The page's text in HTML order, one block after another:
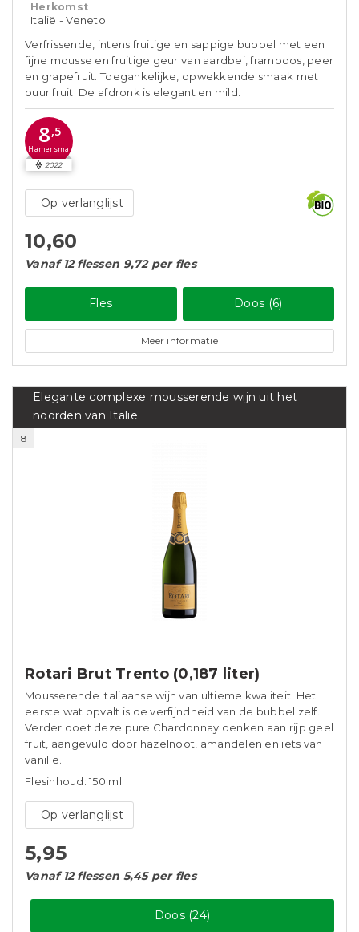
Herkomst
Italië - Veneto
Verfrissende, intens fruitige en sappige bubbel met een
fijne mousse en fruitige geur van aardbei, framboos, peer
en grapefruit. Toegankelijke, opwekkende smaak met
puur fruit. De afdronk is elegant en mild.
8,5
Hamersma
2022
Op verlanglijst
10,60
Vanaf 12 flessen 9,72 per fles
Fles Doos (6)
Meer informatie
Elegante complexe mousserende wijn uit het
noorden van Italië.
8
Rotari Brut Trento (0,187 liter)
Mousserende Italiaanse wijn van ultieme kwaliteit. Het
eerste wat opvalt is de verfijndheid van de bubbel zelf.
Verder doet deze pure Chardonnay denken aan rijp geel
fruit, aangevuld door hazelnoot, amandelen en iets van
vanille.
Flesinhoud: 150 ml
Op verlanglijst
5,95
Vanaf 12 flessen 5,45 per fles
Doos (24)